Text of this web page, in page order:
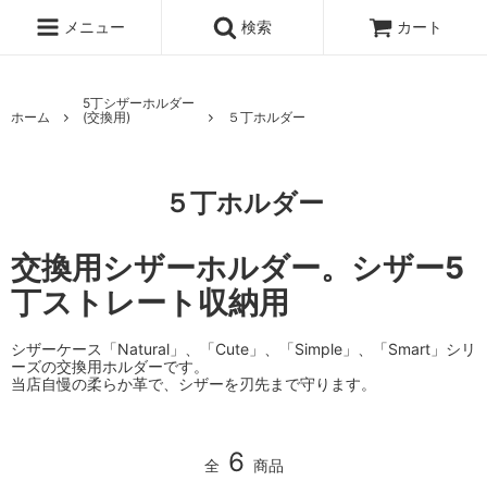
メニュー 検索 カート
ホーム
5丁シザーホルダー
(交換用)
５丁ホルダー
５丁ホルダー
交換用シザーホルダー。シザー5
丁ストレート収納用
シザーケース「Natural」、「Cute」、「Simple」、「Smart」シリ
ーズの交換用ホルダーです。
当店自慢の柔らか革で、シザーを刃先まで守ります。
全 6 商品